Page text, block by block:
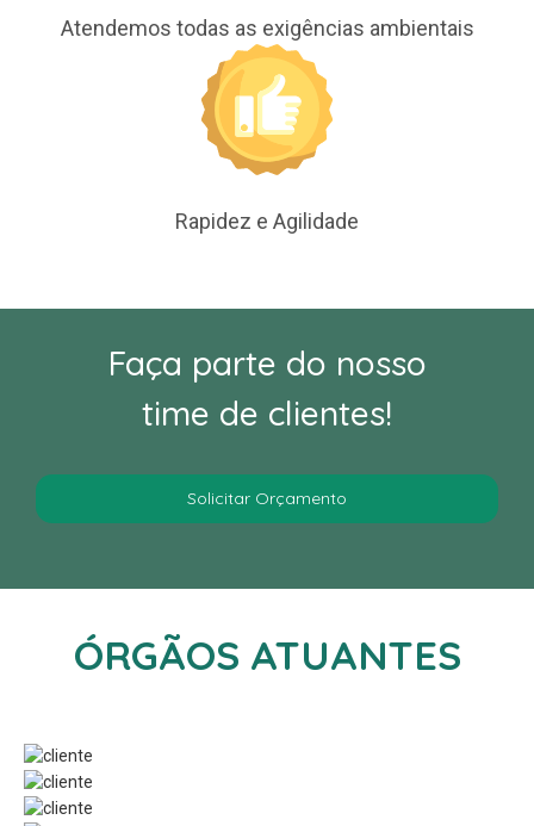
Atendemos todas as exigências ambientais
Rapidez e Agilidade
Faça parte do nosso
time de clientes!
Solicitar Orçamento
ÓRGÃOS ATUANTES